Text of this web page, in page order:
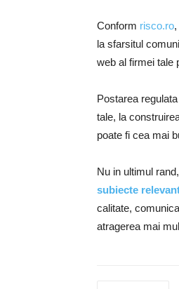
Conform risco.ro
la sfarsitul
web al firmei tale
Postarea
tale, la
poate fi cea mai
Nu in ultimul
subiecte
calitate,
atragerea mai